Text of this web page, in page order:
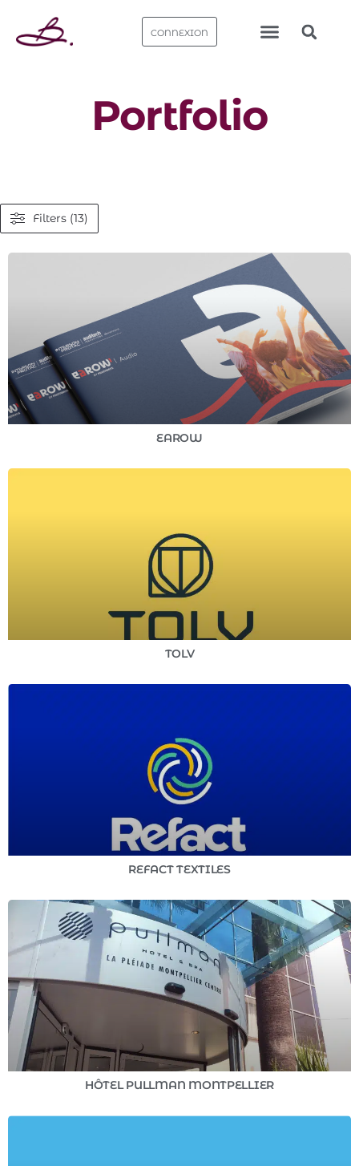
CONNEXION
Portfolio
Filters (13)
EAROW
TOLV
REFACT TEXTILES
HÔTEL PULLMAN MONTPELLIER